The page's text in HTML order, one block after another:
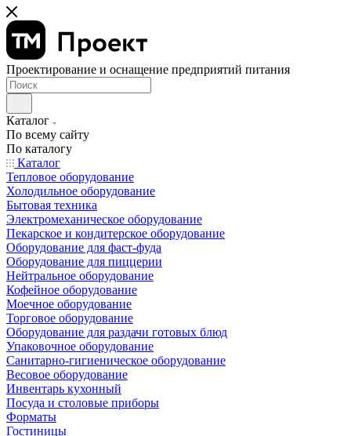
Проектирование и оснащение предприятий питания
Каталог
По всему сайту
По каталогу
Каталог
Тепловое оборудование
Холодильное оборудование
Бытовая техника
Электромеханическое оборудование
Пекарское и кондитерское оборудование
Оборудование для фаст-фуда
Оборудование для пиццерии
Нейтральное оборудование
Кофейное оборудование
Моечное оборудование
Торговое оборудование
Оборудование для раздачи готовых блюд
Упаковочное оборудование
Санитарно-гигиеническое оборудование
Весовое оборудование
Инвентарь кухонный
Посуда и столовые приборы
Форматы
Гостиницы